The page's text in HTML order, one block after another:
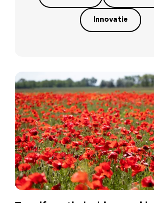
Innovatie